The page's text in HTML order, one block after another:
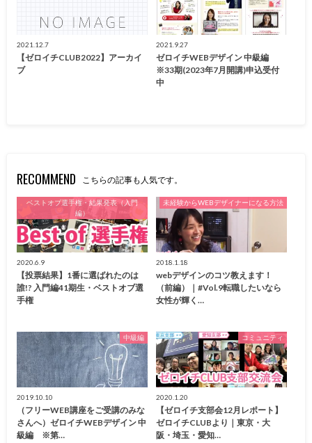
2021.12.7
【ゼロイチCLUB2022】アーカイ
ブ
2021.9.27
ゼロイチWEBデザイン 中級編
※33期(2023年7月開講)申込受付
中
RECOMMEND こちらの記事も人気です。
ベストオブ選手権・結果発表（入門
編）
2020.6.9
【投票結果】1番に選ばれたのは
誰!? 入門編41期生・ベストオブ選
手権
未経験からWEBデザイナーになる方法
2018.1.18
webデザインのコツ教えます！
（前編）｜#Vol.9転職したいなら
女性が輝く…
中級編
2019.10.10
（フリーWEB講座をご受講のみな
さんへ）ゼロイチWEBデザイン 中
級編 ※第…
コミュニティ
2020.1.20
【ゼロイチ支部会12月レポート】
ゼロイチCLUBより｜東京・大
阪・埼玉・愛知…